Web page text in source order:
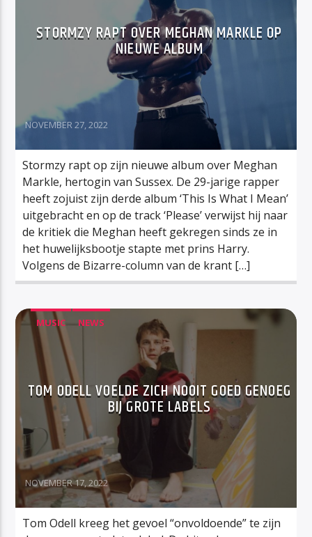
STORMZY RAPT OVER MEGHAN MARKLE OP
NIEUWE ALBUM
NOVEMBER 27, 2022
Stormzy rapt op zijn nieuwe album over Meghan
Markle, hertogin van Sussex. De 29-jarige rapper
heeft zojuist zijn derde album ‘This Is What I Mean’
uitgebracht en op de track ‘Please’ verwijst hij naar
de kritiek die Meghan heeft gekregen sinds ze in
het huwelijksbootje stapte met prins Harry.
Volgens de Bizarre-column van de krant […]
MUSIC NEWS
TOM ODELL VOELDE ZICH NOOIT GOED GENOEG
BIJ GROTE LABELS
NOVEMBER 17, 2022
Tom Odell kreeg het gevoel “onvoldoende” te zijn